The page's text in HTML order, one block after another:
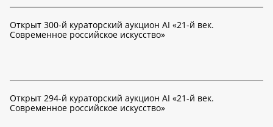
Открыт 300-й кураторский аукцион AI «21-й век.
Современное российское искусство»
Открыт 294-й кураторский аукцион AI «21-й век.
Современное российское искусство»